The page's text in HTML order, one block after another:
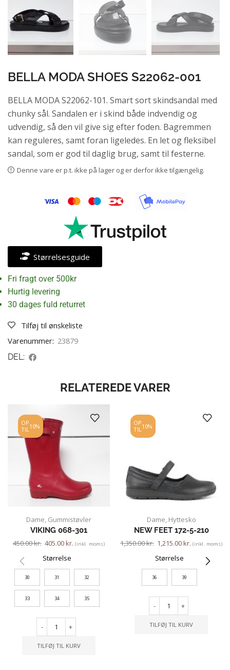
BELLA MODA SHOES S22062-001
BELLA MODA S22062-101. Smart sort skindsandal med
chunky sål. Sandalen er i skind både indvendig og
udvendig, så den vil give sig efter foden. Bagremmen
kan reguleres, samt foran ligeledes. En let og fleksibel
sandal, som er god til daglig brug, samt til festerne.
Denne vare er p.t. ikke på lager og er derfor ikke tilgængelig.
Størrelsesguide
Fri fragt over 500kr
Hurtig levering
30 dages fuld returret
Tilføj til ønskeliste
Varenummer: 23879
DEL:
RELATEREDE VARER
OP
TIL10%
Dame, Gummistøvler
VIKING 068-301
450.00kr. 405.00kr. (inkl. moms)
Størrelse
30 31 32
33 34 35
- +
TILFØJ TIL KURV
OP
TIL10%
Dame, Hyttesko
NEW FEET 172-5-210
1,350.00kr. 1,215.00kr. (inkl. moms)
Størrelse
36 39
- +
TILFØJ TIL KURV